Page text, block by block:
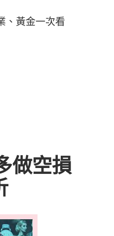
、黃金一次看
做空損